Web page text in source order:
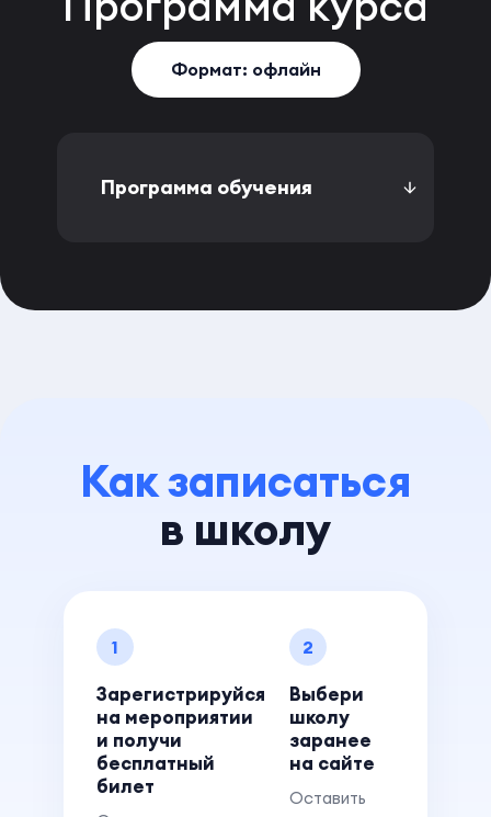
Формат: офлайн
Программа обучения
Как записаться
в школу
1
Зарегистрируйся
на мероприятии
и получи
бесплатный
билет
2
Выбери
школу
заранее
на сайте
Оставить